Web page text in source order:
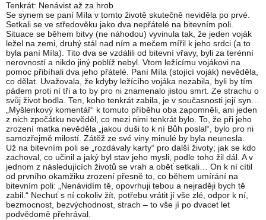
Tenkrát: Nenávist až za hrob
Se synem se paní Míla v tomto životě skutečně neviděla po prvé.
Setkali se ve středověku jako dva nepřátelé na bitevním poli.
Situace se během bitvy (ne náhodou) vyvinula tak, že jeden voják
ležel na zemi, druhý stál nad ním a mečem mířil k jeho srdci (a to
byla paní Míla). Tito dva se vzdálili od bitevní vřavy, byli za terénní
nerovností a nikdo jiný poblíž nebyl. Vtom ležícímu vojákovi na
pomoc přibíhali dva jeho přátelé. Paní Míla (stojící voják) nevěděla,
co dělat. Uvažovala, že kdyby ležícího vojáka nezabila, byli by tím
pádem proti ní tři a to by pro ni znamenalo jistou smrt. Ze strachu o
svůj život bodla. Ten, koho tenkrát zabila, je v současnosti její syn…
„Myšlenkový komentář“ k tomuto příběhu oba zapomněli, ani jeden
z nich zpočátku nevěděl, co mezi nimi tenkrát bylo. To, že při jeho
zrození matka nevěděla „jakou duši to k ní Bůh poslal“, bylo pro ni
samozřejmě milostí. Zátěž ze své viny minulé by byla neunesla.
Už na bitevním poli se „rozdávaly karty“ pro další životy; jak se kdo
zachoval, co učinil a jaký byl stav jeho mysli, podle toho žil dál. A v
jednom z následujících životů se vrah a oběť setkali… On k ní cítil
od prvního okamžiku zrození přesně to, co během umírání na
bitevním poli: „Nenávidím tě, opovrhuji tebou a nejraději bych tě
zabil.“ Nechuť s ní cokoliv žít, potřebu vrátit jí vše zlé, odpor k ní,
bezmocnost, bezvýchodnost, strach – to vše jí po dvacet let
podvědomě přehrával.